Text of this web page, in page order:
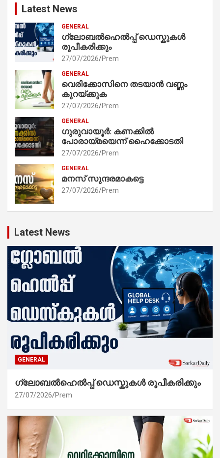
Latest News
GENERAL
ഗ്ലോബൽഹെൽപ്പ് ഡെസ്കുകൾ
രൂപീകരിക്കും
27/07/2026 Prem
GENERAL
വെരിക്കോസിനെ തടയാൻ വണ്ണം
കുറയ്ക്കുക
27/07/2026 Prem
GENERAL
ഗുരുവായൂർ: കണക്കിൽ
പോരായ്മയെന്ന് ഹൈക്കോടതി
27/07/2026 Prem
GENERAL
മനസ് സുന്ദരമാകട്ടെ
27/07/2026 Prem
Latest News
GENERAL
ഗ്ലോബൽഹെൽപ്പ് ഡെസ്കുകൾ രൂപീകരിക്കും
27/07/2026 Prem